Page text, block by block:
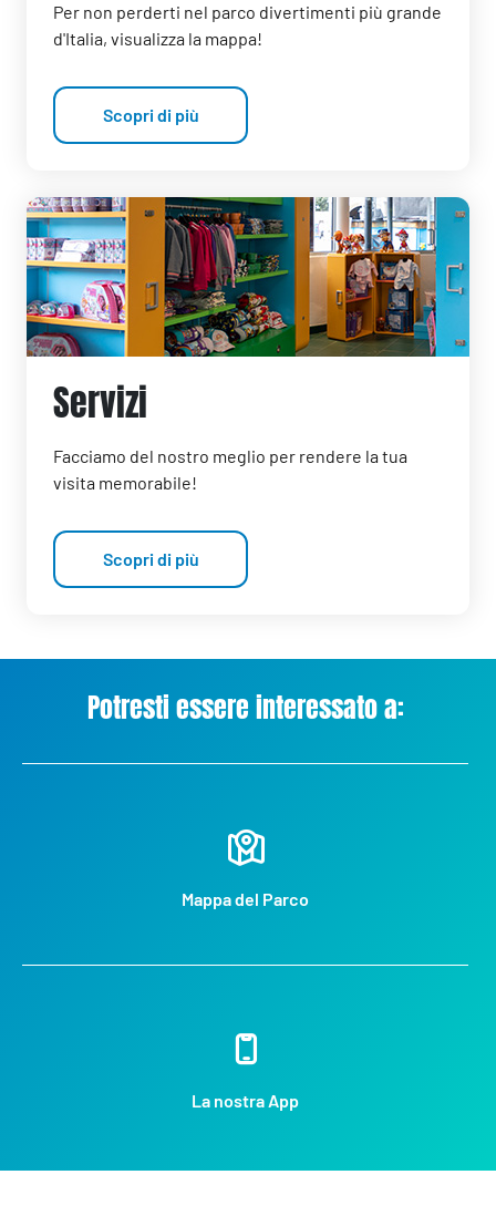
Per non perderti nel parco divertimenti più grande
d'Italia, visualizza la mappa!
Scopri di più
Servizi
Facciamo del nostro meglio per rendere la tua
visita memorabile!
Scopri di più
Potresti essere interessato a:
Mappa del Parco
La nostra App